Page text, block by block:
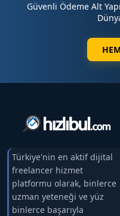
Güvenli Ödeme Alt
Türkiye'nin en aktif dijital
freelancer hizmet
platformu olarak, binlerce
uzman yeteneği ve yüz
binlerce başarıyla